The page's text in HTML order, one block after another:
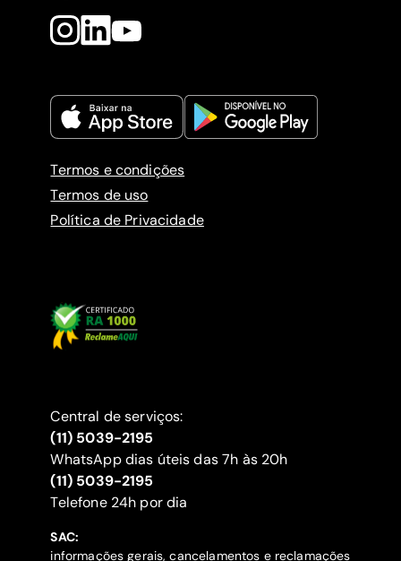
Termos e condições
Termos de uso
Política de Privacidade
Central de serviços:
(11) 5039-2195
WhatsApp dias úteis das 7h às 20h
(11) 5039-2195
‍Telefone 24h por dia
SAC:
informações gerais, cancelamentos e reclamações